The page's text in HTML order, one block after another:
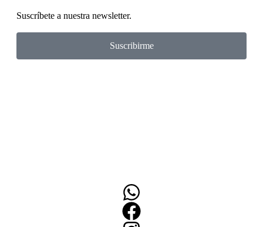
Suscríbete a nuestra newsletter.
Suscribirme